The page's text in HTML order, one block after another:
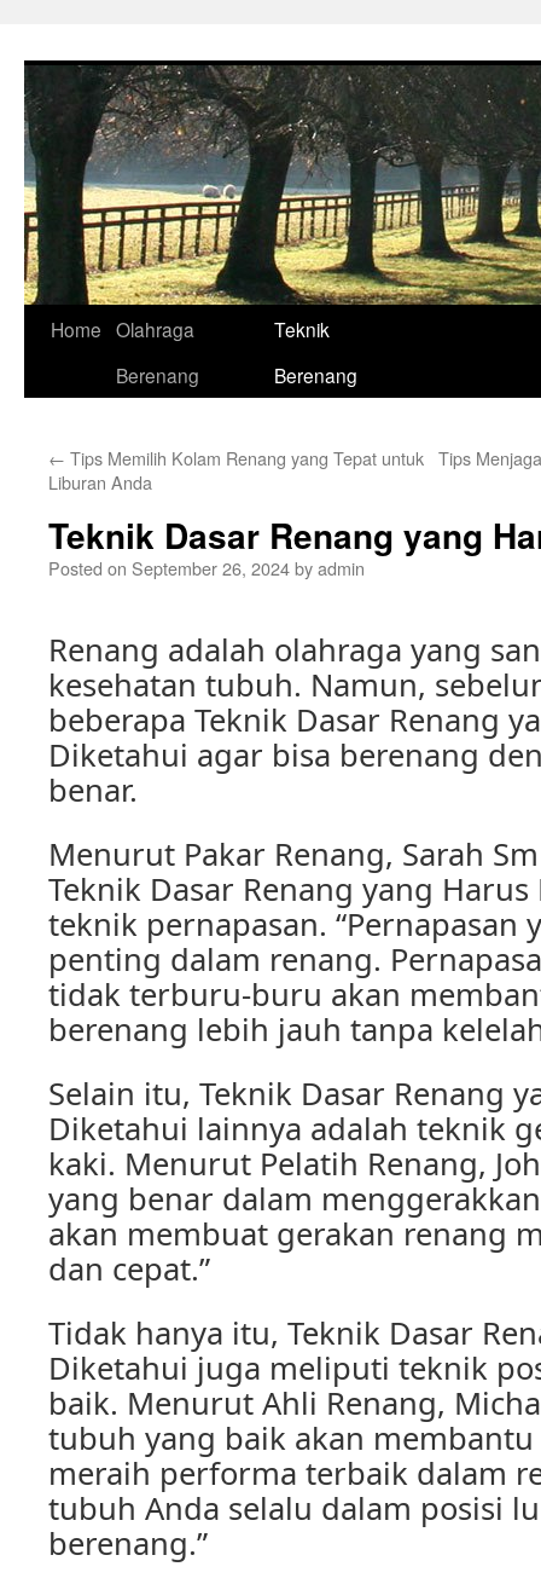
Home Olahraga
Berenang
Teknik
Berenang
← Tips Memilih Kolam Renang yang Tepat untuk
Liburan Anda
Tips
Teknik Dasar Renang yang
Posted on September 26, 2024byadmin
Renang adalah olahraga yang
kesehatan tubuh. Namun,
beberapa Teknik Dasar Renang
Diketahui agar bisa berenang
benar.
Menurut Pakar Renang, Sarah
Teknik Dasar Renang yang
teknik pernapasan. “Pernapasan
penting dalam renang.
tidak terburu-buru akan
berenang lebih jauh tanpa
Selain itu, Teknik Dasar Renang
Diketahui lainnya adalah teknik
kaki. Menurut Pelatih Renang,
yang benar dalam
akan membuat gerakan renang
dan cepat.”
Tidak hanya itu, Teknik Dasar
Diketahui juga meliputi teknik
baik. Menurut Ahli Renang,
tubuh yang baik akan
meraih performa terbaik dalam
tubuh Anda selalu dalam posisi
berenang.”